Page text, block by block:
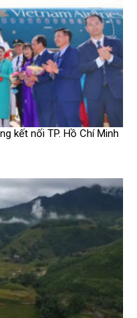
kết nối TP. Hồ Chí Minh